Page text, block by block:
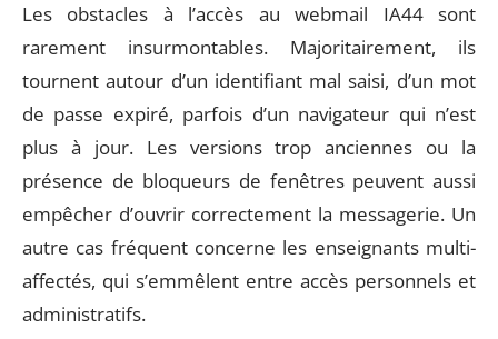
Les obstacles à l’accès au webmail IA44 sont
rarement insurmontables. Majoritairement, ils
tournent autour d’un identifiant mal saisi, d’un mot
de passe expiré, parfois d’un navigateur qui n’est
plus à jour. Les versions trop anciennes ou la
présence de bloqueurs de fenêtres peuvent aussi
empêcher d’ouvrir correctement la messagerie. Un
autre cas fréquent concerne les enseignants multi-
affectés, qui s’emmêlent entre accès personnels et
administratifs.